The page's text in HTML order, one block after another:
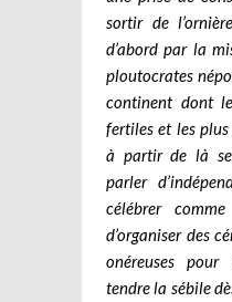
sortir de
d’abord par la
ploutocrates
continent dont
fertiles et les plus
à partir de là
parler
célébrer
d’organiser des
onéreuses
tendre la sébile